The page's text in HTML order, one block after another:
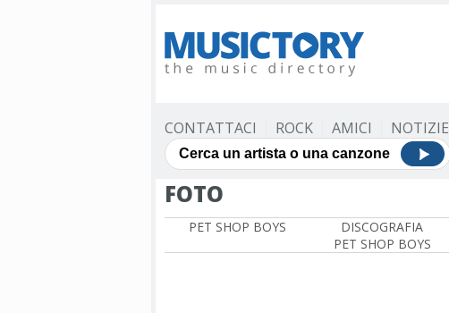
CONTATTACI ROCK AMICI NOTIZIE
FOTO
PET SHOP BOYS
DISCOGRAFIA
PET SHOP BOYS